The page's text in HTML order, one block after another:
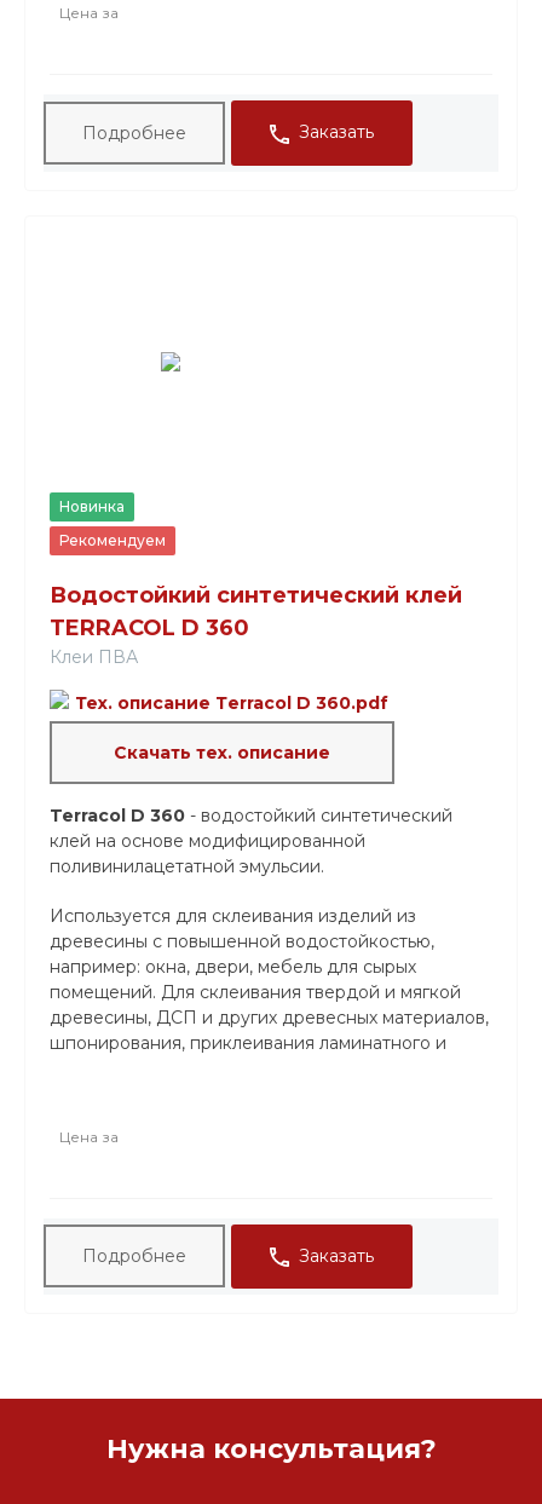
кв.м
Цена за
Подробнее Заказать
Новинка
Рекомендуем
Водостойкий синтетический клей
TERRACOL D 360
Клеи ПВА
Тех. описание Тerracol D 360.pdf
Скачать тех. описание
Terracol D 360 - водостойкий синтетический
клей на основе модифицированной
поливинилацетатной эмульсии.
Используется для склеивания изделий из
древесины с повышенной водостойкостью,
например: окна, двери, мебель для сырых
помещений. Для склеивания твердой и мягкой
древесины, ДСП и других древесных материалов,
шпонирования, приклеивания ламинатного и
10кг.
Цена за
Подробнее Заказать
Нужна консультация?